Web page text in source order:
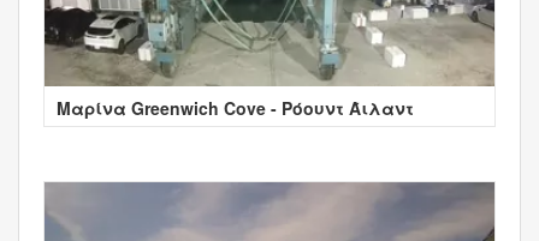
Μαρίνα Greenwich Cove - Ρόουντ Άιλαντ